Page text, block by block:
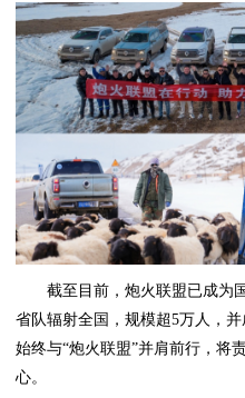
截至目前，炮火联盟已成为
省队辐射全国，规模超5万人，
始终与“炮火联盟”并肩前行，将
心。